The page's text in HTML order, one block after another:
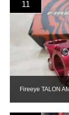
Fireeye TALON
11